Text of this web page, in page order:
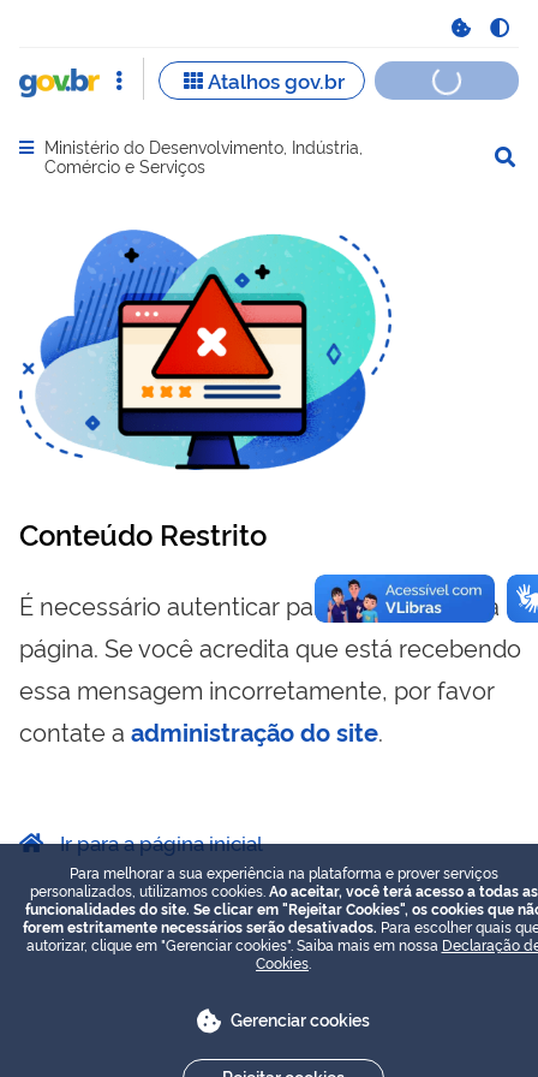
Abrir menu principal de navegação
Ministério do Desenvolvimento, Indústria,
Comércio e Serviços
Conteúdo Restrito
É necessário autenticar para visualizar essa
página. Se você acredita que está recebendo
essa mensagem incorretamente, por favor
contate a administração do site.
Ir para a página inicial
Para melhorar a sua experiência na plataforma e prover serviços
personalizados, utilizamos cookies. Ao aceitar, você terá acesso a todas as
funcionalidades do site. Se clicar em "Rejeitar Cookies", os cookies que
forem estritamente necessários serão desativados. Para escolher quais
autorizar, clique em "Gerenciar cookies". Saiba mais em nossa Declaração
Cookies
Gerenciar cookies